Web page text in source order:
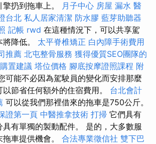
扔到拖車上。
月子中心 房屋 漏水 醫
台北 私人居家清潔 防水膠 藍芽助聽器
記帳 rwd 在這種情況下，可以共享駕
降低。 太平脊椎矯正 白內障手術費用
推薦 北屯整骨服務 獲得優質SEO團隊的
置建議 塔位價格 腳底按摩證照課程 附
可能不必因為駕駛員的變化而安排那麼
節省任何額外的住宿費用。 台北會計
可以從我們那裡借來的拖車是750公斤。
證第一頁 中醫推拿技術 打掃 它們具有
有單獨的製動配件。 是的，大多數服
車提供機會。 合法專業徵信社 雙下巴